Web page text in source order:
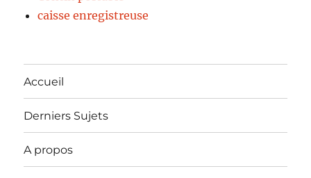
caisse enregistreuse
Accueil
Derniers Sujets
A propos